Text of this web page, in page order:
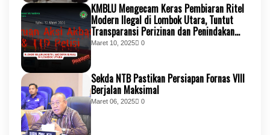
KMBLU Mengecam Keras Pembiaran Ritel
Modern Ilegal di Lombok Utara, Tuntut
Transparansi Perizinan dan Penindakan
Tegas
Maret 10, 2025 0
Sekda NTB Pastikan Persiapan Fornas VIII
Berjalan Maksimal
Maret 06, 2025 0